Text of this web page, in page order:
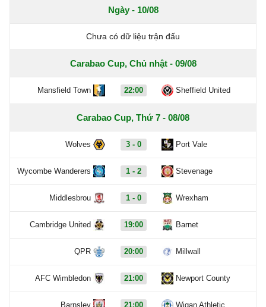
Ngày - 10/08
Chưa có dữ liệu trận đấu
Carabao Cup, Chủ nhật - 09/08
Mansfield Town 22:00 Sheffield United
Carabao Cup, Thứ 7 - 08/08
Wolves 3 - 0 Port Vale
Wycombe Wanderers 1 - 2 Stevenage
Middlesbrou 1 - 0 Wrexham
Cambridge United 19:00 Barnet
QPR 20:00 Millwall
AFC Wimbledon 21:00 Newport County
Barnsley 21:00 Wigan Athletic